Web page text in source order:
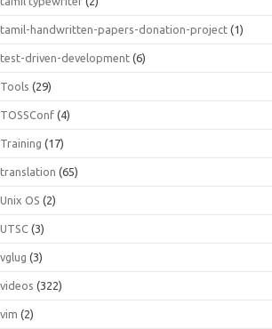
tamil-handwritten-papers-donation-project (1)
test-driven-development (6)
Tools (29)
TOSSConf (4)
Training (17)
translation (65)
Unix OS (2)
UTSC (3)
vglug (3)
videos (322)
vim (2)